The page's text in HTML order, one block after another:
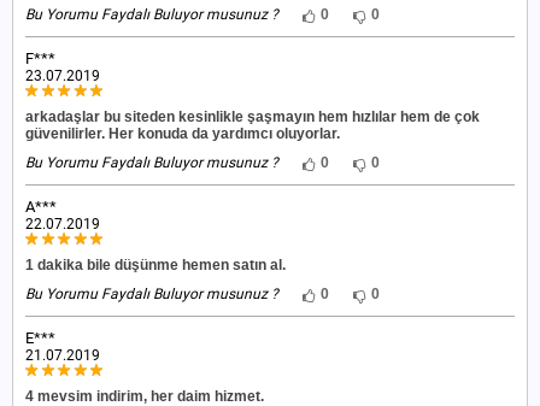
Bu Yorumu Faydalı Buluyor musunuz ?
0 0
F***
23.07.2019
arkadaşlar bu siteden kesinlikle şaşmayın hem hızlılar hem de çok
güvenilirler. Her konuda da yardımcı oluyorlar.
Bu Yorumu Faydalı Buluyor musunuz ?
0 0
A***
22.07.2019
1 dakika bile düşünme hemen satın al.
Bu Yorumu Faydalı Buluyor musunuz ?
0 0
E***
21.07.2019
4 mevsim indirim, her daim hizmet.